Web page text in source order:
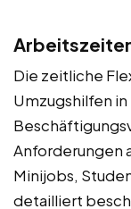
Die zeitliche
Umzugshilfen
Anforderungen
Minijobs,
detailliert